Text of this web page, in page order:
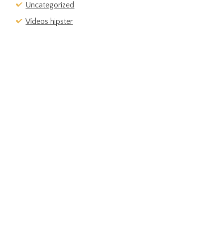
Uncategorized
Vídeos hipster